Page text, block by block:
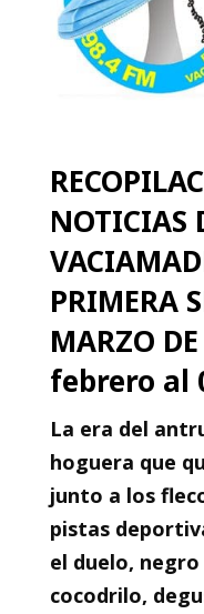
NOTICIAS
PRIMERA
MARZO
febrero al
La era del
hoguera que
junto a los
pistas
el duelo,
cocodrilo,